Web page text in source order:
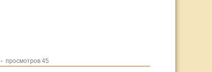
- просмотров 45